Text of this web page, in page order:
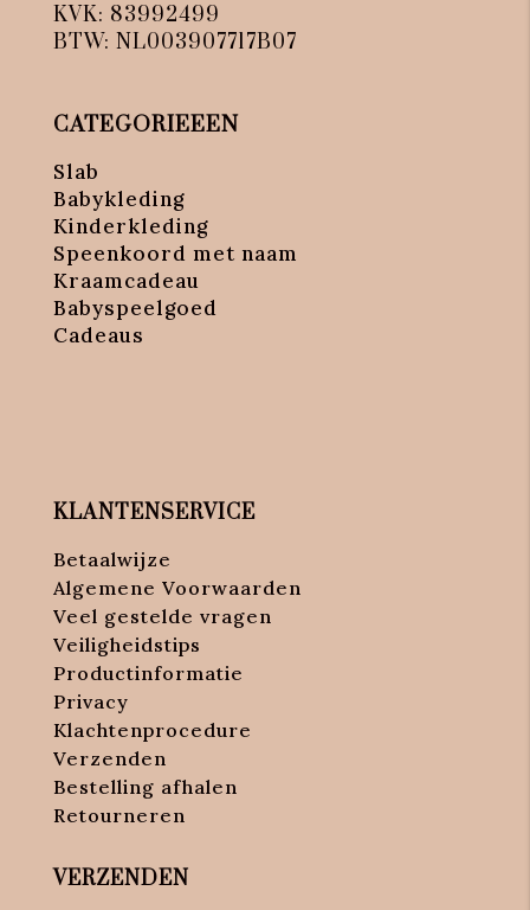
KVK: 83992499
BTW: NL003907717B07
CATEGORIEEEN
Slab
Babykleding
Kinderkleding
Speenkoord met naam
Kraamcadeau
Babyspeelgoed
Cadeaus
KLANTENSERVICE
Betaalwijze
Algemene Voorwaarden
Veel gestelde vragen
Veiligheidstips
Productinformatie
Privacy
Klachtenprocedure
Verzenden
Bestelling afhalen
Retourneren
VERZENDEN